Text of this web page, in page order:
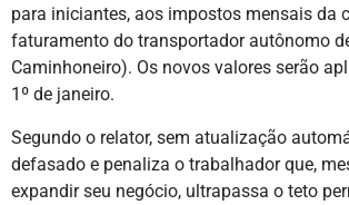
para iniciantes, aos impostos mensais da
faturamento do transportador autônomo
Caminhoneiro). Os novos valores serão
1º de janeiro.
Segundo o relator, sem atualização
defasado e penaliza o trabalhador que,
expandir seu negócio, ultrapassa o teto